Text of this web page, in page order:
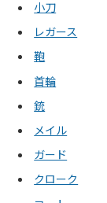
小刀
レガース
鞄
首輪
銃
メイル
ガード
クローク